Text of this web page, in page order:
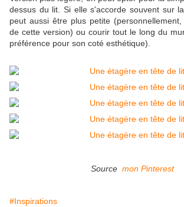
dessus du lit. Si elle s'accorde souvent sur
peut aussi être plus petite
de cette version) ou courir tout le long du
préférence pour son coté esthétique).
Source mon Pinterest
#Inspirations